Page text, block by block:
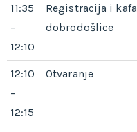
11:35
–
12:10
Registracija i kafa
dobrodošlice
12:10
–
12:15
Otvaranje